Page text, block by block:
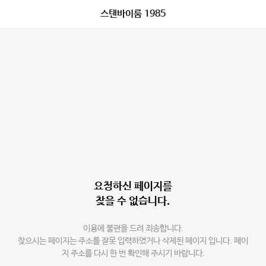
스탠바이룸 1985
요청하신 페이지를
찾을 수 없습니다.
이용에 불편을 드려 죄송합니다.
찾으시는 페이지는 주소를 잘못 입력하였거나 삭제된 페이지 입니다. 페이
지 주소를 다시 한 번 확인해 주시기 바랍니다.